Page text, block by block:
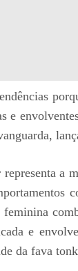
e
a
e
da fava